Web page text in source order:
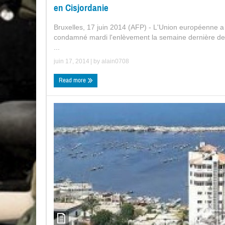
en Cisjordanie
Bruxelles, 17 juin 2014 (AFP) - L'Union européenne a
condamné mardi l'enlèvement la semaine dernière
juin 17, 2014 | by alain0708
Read more